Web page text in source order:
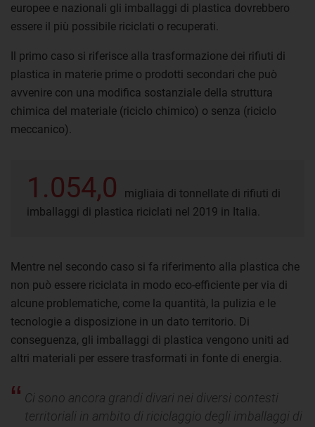
europee e nazionali gli imballaggi di plastica dovrebbero
essere il più possibile riciclati o recuperati.
Il primo caso si riferisce alla trasformazione dei rifiuti di
plastica in materie prime o prodotti secondari che può
avvenire con una modifica sostanziale della struttura
chimica del materiale (riciclo chimico) o senza (riciclo
meccanico).
1.054,0
migliaia di tonnellate di rifiuti di
imballaggi di plastica riciclati nel 2019 in Italia.
Mentre nel secondo caso si fa riferimento alla plastica che
non può essere riciclata in modo eco-efficiente per via di
alcune problematiche, come la quantità, la pulizia e le
tecnologie a disposizione in un dato territorio. Di
conseguenza, gli imballaggi di plastica vengono uniti ad
altri materiali per essere trasformati in fonte di energia.
Ci sono ancora grandi divari nei diversi contesti
territoriali in ambito di riciclaggio degli imballaggi di